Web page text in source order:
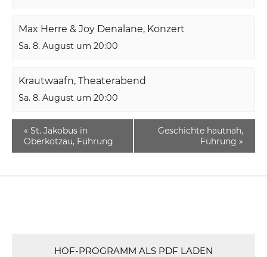
Max Herre & Joy Denalane, Konzert
Sa. 8. August um 20:00
Krautwaafn, Theaterabend
Sa. 8. August um 20:00
« St. Jakobus in
Oberkotzau, Führung
Geschichte hautnah,
Führung »
HOF-PROGRAMM ALS PDF LADEN